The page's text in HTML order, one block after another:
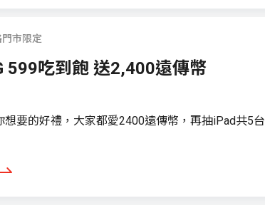
門市限定
599吃到飽 送2,400遠傳幣
想要的好禮，大家都愛2400遠傳幣，再抽iPad共5台